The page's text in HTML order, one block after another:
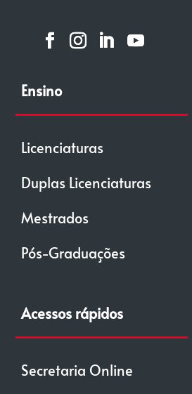
Ensino
Licenciaturas
Duplas Licenciaturas
Mestrados
Pós-Graduações
Acessos rápidos
Secretaria Online